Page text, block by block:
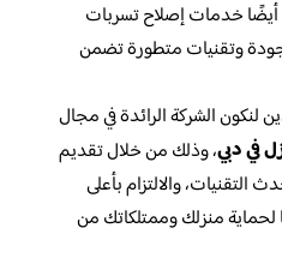
أيضًا خدمات إصلاح تسربات
وتقنيات متطورة تضمن
الشركة الرائدة في مجال
في دبي، وذلك من خلال تقديم
والالتزام بأعلى
لحماية منزلك وممتلكاتك من